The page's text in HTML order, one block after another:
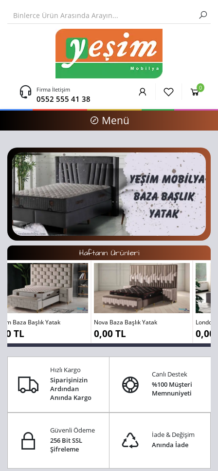
Firma İletişim
0552 555 41 38
0
Menü
Haftanın Ürünleri
Nova Baza Başlık Yatak
0,00 TL
London Baza Başlık Yatak
0,00 TL
Hızlı Kargo
Siparişinizin
Ardından
Anında Kargo
Canlı Destek
%100 Müşteri
Memnuniyeti
Güvenli Ödeme
256 Bit SSL
Şifreleme
İade & Değişim
Anında İade